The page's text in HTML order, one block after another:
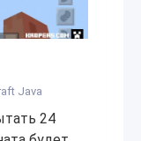
Java
24